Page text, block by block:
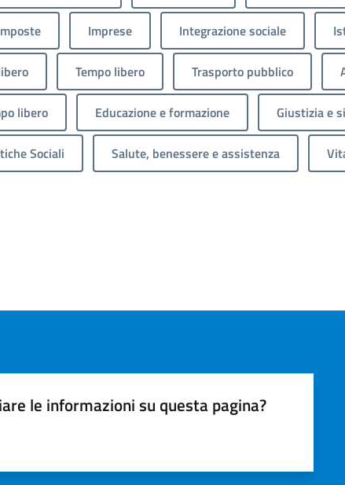
Imprese Integrazione sociale
Tempo libero Trasporto pubblico
libero Educazione e formazione Giustizia e
Sociali Salute, benessere e assistenza
le informazioni su questa pagina?